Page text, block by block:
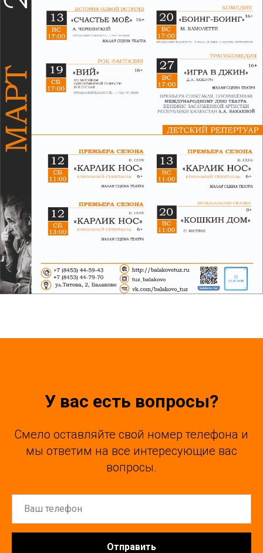
У вас есть вопросы?
Смело оставляйте свой номер телефона и
мы ответим на все интересующие вас
вопросы.
Отправить